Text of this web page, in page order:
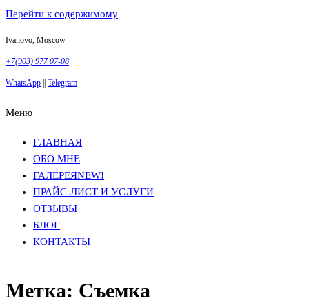
Перейти к содержимому
Ivanovo, Moscow
+7(903) 977 07-08
WhatsApp Telegram
Меню
ГЛАВНАЯ
ОБО МНЕ
ГАЛЕРЕЯNEW!
ПРАЙС-ЛИСТ И УСЛУГИ
ОТЗЫВЫ
БЛОГ
КОНТАКТЫ
Метка: Съемка